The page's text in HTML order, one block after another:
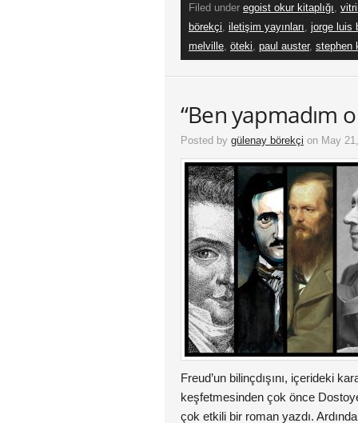
Filed under egoist okur kitaplığı,
börekçi, iletişim yayınları, jorge luis
melville, öteki, paul auster, stephen
“Ben yapmadım
Posted by gülenay börekçi on May
Freud’un bilinçdışını, içerideki
keşfetmesinden çok önce
çok etkili bir roman yazdı.